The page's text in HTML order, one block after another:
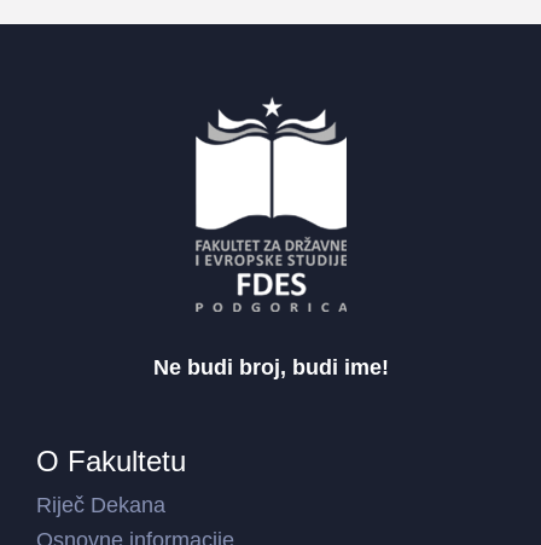
Ne budi broj, budi ime!
O Fakultetu
Riječ Dekana